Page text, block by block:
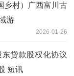
乡村）广西富川古
游
2026-01-26
贷款股权化协议
短讯